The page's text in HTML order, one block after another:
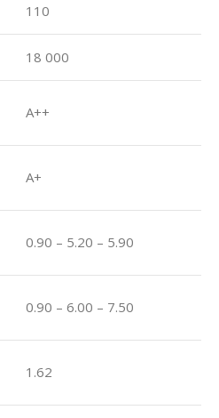
110
18 000
А++
А+
0.90 – 5.20 – 5.90
0.90 – 6.00 – 7.50
1.62